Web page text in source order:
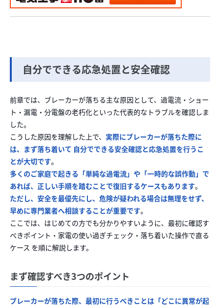
自分でできる応急処置と安全確認
前章では、ブレーカーが落ちる主な原因として、過電流・ショー
ト・漏電・分電盤の老朽化といった代表的なトラブルを確認しま
した。
こうした原因を理解した上で、 実際にブレーカーが落ちた際に
は、まず落ち着いて 自分でできる安全確認と応急処置を行うこ
とが大切です。
多くのご家庭で起きる「単純な過電流」や「一時的な誤作動」で
あれば、正しい手順を踏むことで復旧するケースもあります。
ただし、安全を最優先にし、危険が疑われる場合は無理をせず、
早めに専門業者へ相談することが重要です。
ここでは、はじめての方でも分かりやすいように、最初に確認す
べきポイント・家電の使い過ぎチェック・落ち着いた操作で直る
ケース を順に解説します。
まず確認すべき3つのポイント
ブレーカーが落ちた際、最初に行うべきことは「どこに異常が起